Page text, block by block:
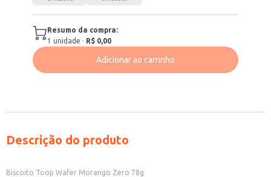
Resumo da compra:
1 unidade · R$ 0,00
Adicionar ao carrinho
Descrição do produto
Biscoito Toop Wafer Morango Zero 78g